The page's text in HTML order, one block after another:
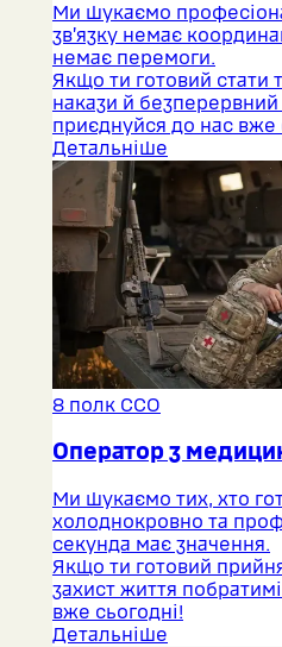
Ми шукаємо
зв’язку немає
немає перемоги.
Якщо ти готовий стати
накази й
приєднуйся до нас вже
Детальніше
8 полк ССО
Оператор з
Ми шукаємо тих, хто
холоднокровно та
секунда має значення.
Якщо ти готовий
захист життя
вже сьогодні!
Детальніше